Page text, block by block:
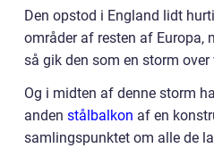
Den opstod i England lidt
områder af resten af Europa,
så gik den som en storm over
Og i midten af denne storm
anden stålbalkon af en
samlingspunktet om alle de